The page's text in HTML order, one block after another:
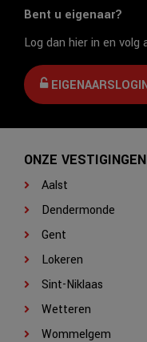
ONZE VESTIGINGEN
Aalst
Dendermonde
Gent
Lokeren
Sint-Niklaas
Wetteren
Wommelgem
Bent u eigenaar?
Log dan hier in en volg